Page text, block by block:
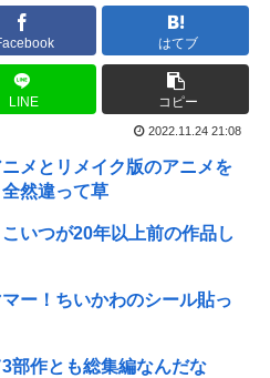
はてブ
LINE コピー
2022.11.24 21:08
メとリメイク版のアニメを
然違って草
いつが20年以上前の作品し
ー！ちいかわのシール貼っ
部作とも総集編なんだな